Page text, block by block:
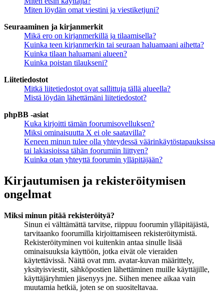
Miten löydän omat viestini ja viestiketjuni?
Seuraaminen ja kirjanmerkit
Mikä ero on kirjanmerkillä ja tilaamisella?
Kuinka teen kirjanmerkin tai seuraan haluamaani aihetta?
Kuinka tilaan haluamani alueen?
Kuinka poistan tilaukseni?
Liitetiedostot
Mitkä liitetiedostot ovat sallittuja tällä alueella?
Mistä löydän lähettämäni liitetiedostot?
phpBB -asiat
Kuka kirjoitti tämän foorumisovelluksen?
Miksi ominaisuutta X ei ole saatavilla?
Keneen minun tulee olla yhteydessä väärinkäytöstapauksissa
tai lakiasioissa tähän foorumiin liittyen?
Kuinka otan yhteyttä foorumin ylläpitäjään?
Kirjautumisen ja rekisteröitymisen
ongelmat
Miksi minun pitää rekisteröityä?
Sinun ei välttämättä tarvitse, riippuu foorumin ylläpitäjästä,
tarvitaanko foorumilla kirjoittamiseen rekisteröitymistä.
Rekisteröityminen voi kuitenkin antaa sinulle lisää
ominaisuuksia käyttöön, jotka eivät ole vieraiden
käytettävissä. Näitä ovat mm. avatar-kuvan määrittely,
yksityisviestit, sähköpostien lähettäminen muille käyttäjille,
käyttäjäryhmien jäsenyys jne. Siihen menee aikaa vain
muutamia hetkiä, joten se on suositeltavaa.